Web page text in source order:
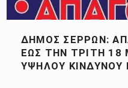
ΔΉΜΟΣ ΣΕΡΡΏΝ:
ΈΩΣ ΤΗΝ ΤΡΊΤΗ 18
ΥΨΗΛΟΎ ΚΙΝΔΎΝΟΥ